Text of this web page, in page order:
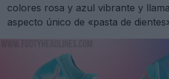
colores rosa y azul vibrante y
aspecto único de «pasta de